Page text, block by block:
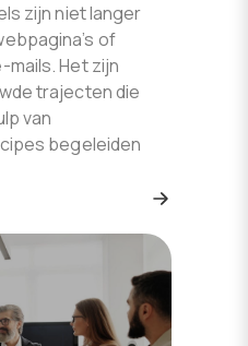
zijn niet langer
of
Het zijn
trajecten die
van
begeleiden